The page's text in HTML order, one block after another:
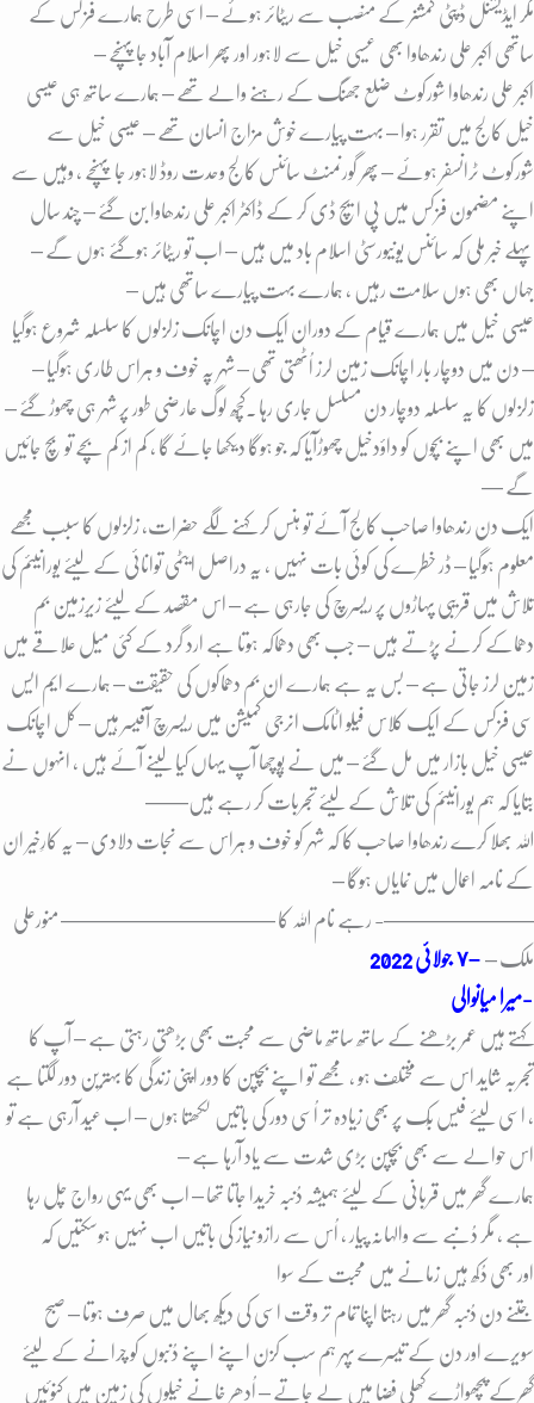
مگر ایڈیشنل ڈپٹی کمشنر کے منصب سے ریٹائر ہوئے – اسی طرح ہمارے فزکس کے
ساتھی اکبر علی رندھاوا بھی عسیی خیل سے لاہور اور پھر اسلام آباد جاپہنچے –
اکبر علی رندھاوا شورکوٹ ضلع جھنگ کے رہنے والے تھے – ہمارے ساتھ ہی عیسی
خیل کالج میں تقرر ہوا – بہت پیارے خوش مزاج انسان تھے – عیسی خیل سے
شورکوٹ ٹرانسفر ہوئے – پھر گورنمنٹ سائنس کالج وحدت روڈ لاہور جا پہنچے ، وہیں سے
اپنے مضمون فزکس میں پی ایچ ڈی کر کے ڈاکٹر اکبر علی رندھاوا بن گئے – چند سال
پہلے خبر ملی کہ سائنس یونیورسٹی اسلام باد میں ہیں – اب تو ریٹائر ہوگئے ہوں گے –
جہاں بھی ہوں سلامت رہیں ، ہمارے بہت پیارے ساتھی ہیں –
عیسی خیل میں ہمارے قیام کے دوران ایک دن اچانک زلزلوں کا سلسلہ شروع ہوگیا
– دن میں دوچار بار اچانک زمین لرز اُٹھتی تھی – شہر پہ خوف و ہراس طاری ہوگیا –
زلزلوں کا یہ سلسلہ دوچار دن مسلسل جاری رہا ۔کُچھ لوگ عارضی طور پر شہر ہی چھوڑ گئے –
میں بھی اپنے بچوں کو داؤدخیل چھوڑآیا کہ جو ہوگا دیکھا جائے گا ، کم از کم بچے تو بچ جائیں
گے —
ایک دن رندھاوا صاحب کالج آئے تو ہنس کر کہنے لگے حضرات، زلزلوں کا سبب مجھے
معلوم ہوگیا – ڈر خطرے کی کوئی بات نہیں ، یہ دراصل ایٹمی توانائی کے لیئے یورانیئم کی
تلاش میں قریبی پہاڑوں پر ریسرچ کی جارہی ہے – اس مقصد کے لیئے زیرِزمین بم
دھماکے کرنے پڑتے ہیں – جب بھی دھماکہ ہوتا ہے ارد گرد کے کئی میل علاقے میں
زمین لرز جاتی ہے – بس یہ ہے ہمارے ان بم دھماکوں کی حقیقت – ہمارے ایم ایس
سی فزکس کے ایک کلاس فیلو اٹامک انرجی کمیشن میں ریسرچ آفیسر ہیں – کل اچانک
عیسی خیل بازار میں مل گئے – میں نے پُوچھا آپ یہاں کیا لینے آئے ہیں ، انہوں نے
بتایا کہ ہم یورانیئم کی تلاش کے لیئے تجربات کر رہے ہیں——
اللہ بھلا کرے رندھاوا صاحب کا کہ شہر کو خوف و ہراس سے نجات دلادی – یہ کارِخیر ان
کے نامہ اعمال میں نمایاں ہوگا –
———————- رہے نام اللہ کا —————————— منورعلی
ملک – –٧ جولائی 2022
میرا میانوالی-
کہتے ہیں عمر بڑھنے کے ساتھ ساتھ ماضی سے محبت بھی بڑھتی رہتی ہے – آپ کا
تجربہ شاید اس سے مختلف ہو ، مجھے تو اپنے بچپن کا دور اپنی زندگی کا بہترین دور لگتا ہے
، اسی لیئے فیس بُک پر بھی زیادہ تر اُسی دور کی باتیں لکھتا ہوں – اب عید آرہی ہے تو
اس حوالے سے بھی بچپن بڑی شدت سے یاد آرہا ہے –
ہمارے گھر میں قربانی کے لیئے ہمیشہ دُنبہ خریدا جاتا تھا – اب بھی یہی رواج چل رہا
ہے ، مگر دُنبے سے والہانہ پیار ، اُس سے رازو نیاز کی باتیں اب نہیں ہوسکتیں کہ
اور بھی دُکھ ہیں زمانے میں محبت کے سوا
جتنے دن دُنبہ گھر میں رہتا اپنا تمام تر وقت اسی کی دیکھ بھال میں صرف ہوتا – صبح
سویرے اور دن کے تیسرے پہر ہم سب کزن اپنے اپنے دُنبوں کو چرانے کے لیئے
گھرکے پچھواڑے کھُلی فضا میں لے جاتے – اُدھر خانے خیلوں کی زمین میں کنوئیں